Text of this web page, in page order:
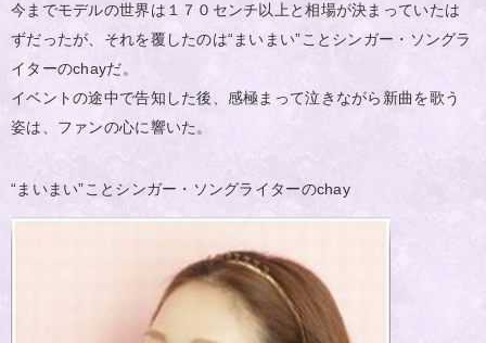
今までモデルの世界は１７０センチ以上と相場が決まっていたは
ずだったが、それを覆したのは“まいまい”ことシンガー・ソングラ
イターのchayだ。
イベントの途中で告知した後、感極まって泣きながら新曲を歌う
姿は、ファンの心に響いた。
“まいまい”ことシンガー・ソングライターのchay